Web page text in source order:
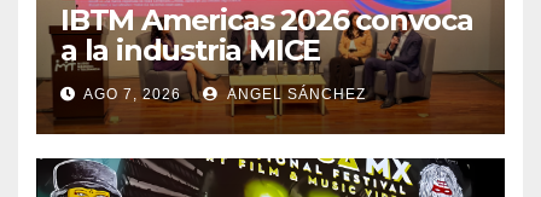
IBTM Americas 2026 convoca
a la industria MICE
AGO 7, 2026 ANGEL SÁNCHEZ